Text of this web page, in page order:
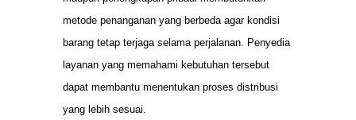
metode penanganan yang berbeda agar kondisi
barang tetap terjaga selama perjalanan. Penyedia
layanan yang memahami kebutuhan tersebut
dapat membantu menentukan proses distribusi
yang lebih sesuai.